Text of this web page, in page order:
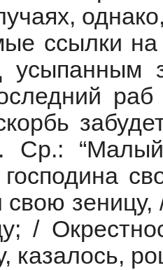
ссылки
усыпанным
Ср.:
свою
/
казалось,